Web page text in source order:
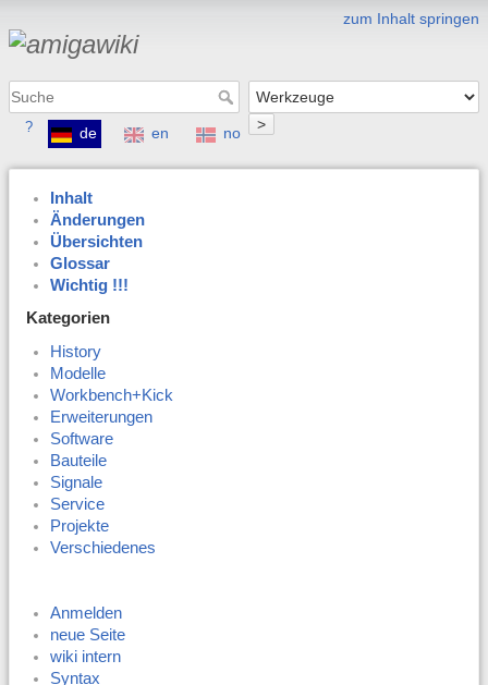
zum Inhalt springen
>
? de en no
Inhalt
Änderungen
Übersichten
Glossar
Wichtig !!!
Kategorien
History
Modelle
Workbench+Kick
Erweiterungen
Software
Bauteile
Signale
Service
Projekte
Verschiedenes
Anmelden
neue Seite
wiki intern
Syntax